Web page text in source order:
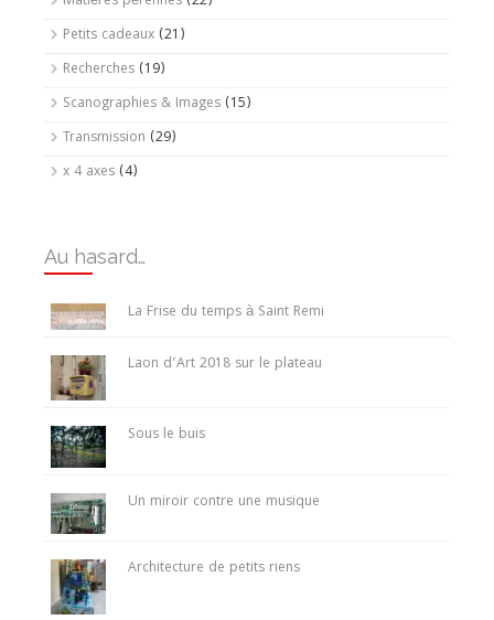
Petits cadeaux (21)
Recherches (19)
Scanographies & Images (15)
Transmission (29)
x 4 axes (4)
Au hasard…
La Frise du temps à Saint Remi
Laon d’Art 2018 sur le plateau
Sous le buis
Un miroir contre une musique
Architecture de petits riens